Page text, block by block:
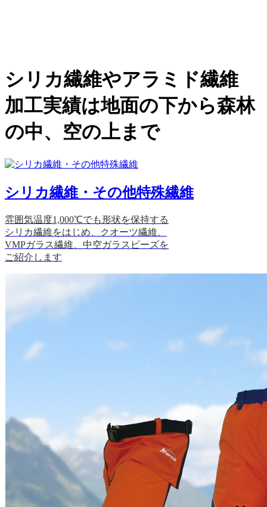
シリカ繊維やアラミド繊維
加工実績は地面の下から森林
の中、空の上まで
シリカ繊維・その他特殊繊維
雰囲気温度1,000℃でも形状を保持する
シリカ繊維をはじめ、クオーツ繊維、
VMPガラス繊維、中空ガラスビーズを
ご紹介します